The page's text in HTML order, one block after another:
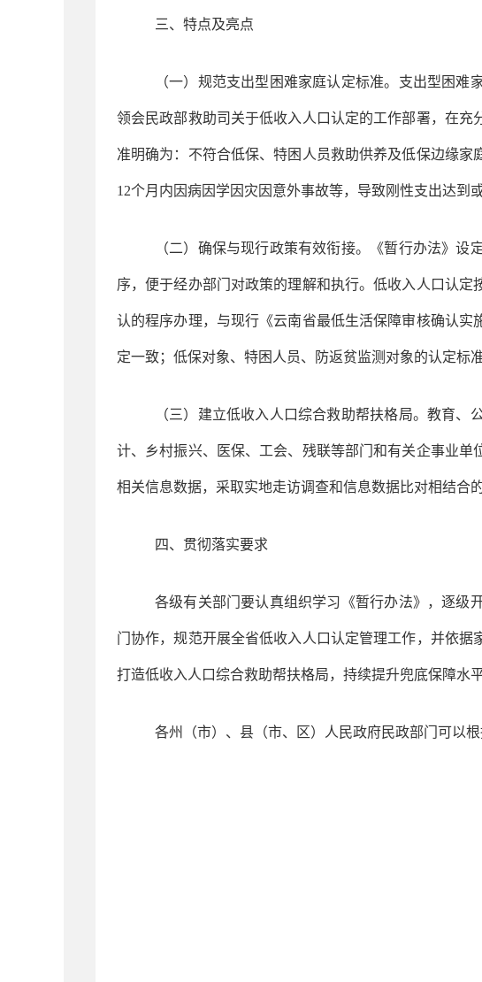
三、特点及亮点
（一）规范支出型困难家庭认定标准。支出型困
领会民政部救助司关于低收入人口认定的工作部署，在
准明确为：不符合低保、特困人员救助供养及低保边缘
12个月内因病因学因灾因意外事故等，导致刚性支出达到
（二）确保与现行政策有效衔接。《暂行办法》
序，便于经办部门对政策的理解和执行。低收入人口认
认的程序办理，与现行《云南省最低生活保障审核确认实
定一致；低保对象、特困人员、防返贫监测对象的认定标
（三）建立低收入人口综合救助帮扶格局。教育
计、乡村振兴、医保、工会、残联等部门和有关企事业
相关信息数据，采取实地走访调查和信息数据比对相结合
四、贯彻落实要求
各级有关部门要认真组织学习《暂行办法》，逐级
门协作，规范开展全省低收入人口认定管理工作，并依据
打造低收入人口综合救助帮扶格局，持续提升兜底保障水平
各州（市）、县（市、区）人民政府民政部门可以